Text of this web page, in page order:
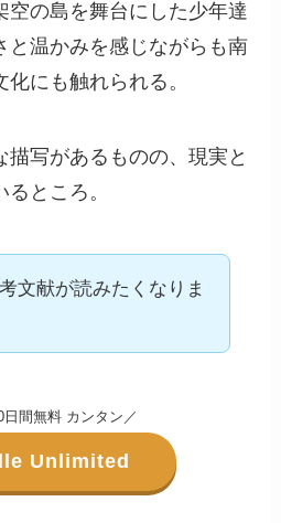
空の島を舞台にした少年達
と温かみを感じながらも南
にも触れられる。
描写があるものの、現実と
ところ。
文献が読みたくなりま
日間無料 カンタン／
Unlimited